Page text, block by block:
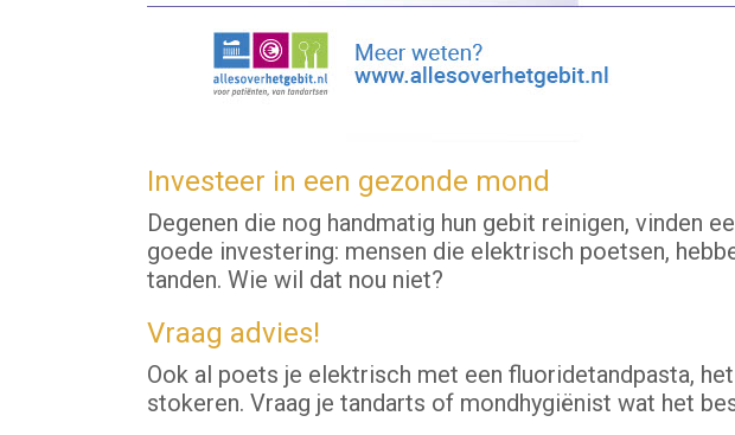
Investeer in een gezonde mond
Degenen die nog handmatig hun gebit reinigen, vinden
goede investering: mensen die elektrisch poetsen,
tanden. Wie wil dat nou niet?
Vraag advies!
Ook al poets je elektrisch met een fluoridetandpasta,
stokeren. Vraag je tandarts of mondhygiënist wat het